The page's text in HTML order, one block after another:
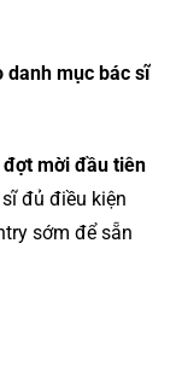
danh mục bác sĩ
đợt mời đầu tiên
sĩ đủ điều kiện
sớm để sẵn